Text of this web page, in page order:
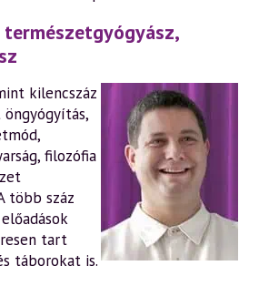
kilencszáz
filozófia
több száz
tart
táborokat is.